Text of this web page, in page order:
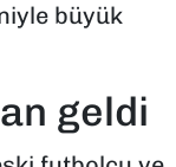
büyük
geldi